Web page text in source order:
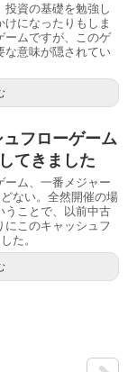
資の基礎を勉強し
になったりもしま
ームですが、このゲ
な意味が隠されてい
フローゲーム
てきました
ーム、一番メジャー
ない。全然開催の場
うことで、以前中古
にこのキャッシュフ
た。